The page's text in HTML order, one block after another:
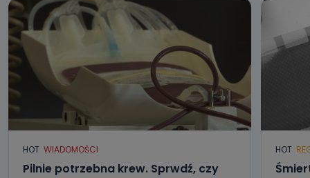
HOT WIADOMOŚCI
Pilnie potrzebna krew. Sprwdź, czy
HOT